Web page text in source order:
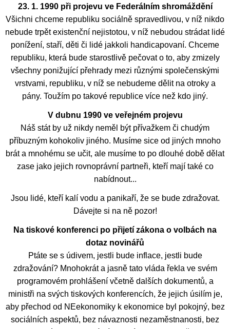
23. 1. 1990 při projevu ve Federálním shromáždění
Všichni chceme republiku sociálně spravedlivou, v níž nikdo
nebude trpět existenční nejistotou, v níž nebudou strádat lidé
ponížení, staří, děti či lidé jakkoli handicapovaní. Chceme
republiku, která bude starostlivě pečovat o to, aby zmizely
všechny ponižující přehrady mezi různými společenskými
vrstvami, republiku, v níž se nebudeme dělit na otroky a
pány. Toužím po takové republice více než kdo jiný.
V dubnu 1990 ve veřejném projevu
Náš stát by už nikdy neměl být přívažkem či chudým
příbuzným kohokoliv jiného. Musíme sice od jiných mnoho
brát a mnohému se učit, ale musíme to po dlouhé době dělat
zase jako jejich rovnoprávní partneři, kteří mají také co
nabídnout...
Jsou lidé, kteří kalí vodu a panikaří, že se bude zdražovat.
Dávejte si na ně pozor!
Na tiskové konferenci po přijetí zákona o volbách na
dotaz novinářů
Ptáte se s údivem, jestli bude inflace, jestli bude
zdražování? Mnohokrát a jasně tato vláda řekla ve svém
programovém prohlášení včetně dalších dokumentů, a
ministři na svých tiskových konferencích, že jejich úsilím je,
aby přechod od NEekonomiky k ekonomice byl pokojný, bez
sociálních aspektů, bez návaznosti nezaměstnanosti, bez